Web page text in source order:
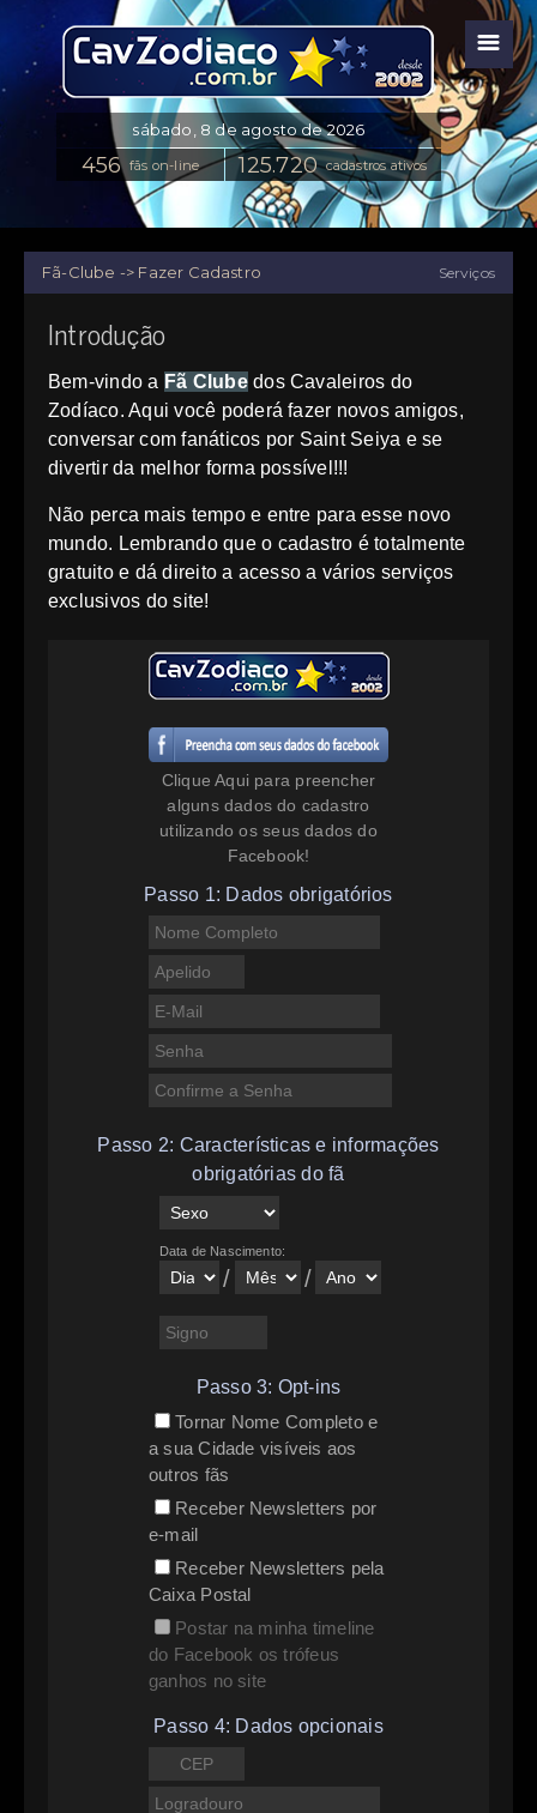
☰
fãs on-line cadastros ativos
Fã-Clube -> Fazer Cadastro Serviços
Introdução
Bem-vindo a Fã Clubedos Cavaleiros do
Zodíaco. Aqui você poderá fazer novos amigos,
conversar com fanáticos por Saint Seiya e se
divertir da melhor forma possível!!!
Não perca mais tempo e entre para esse novo
mundo. Lembrando que o cadastro é totalmente
gratuito e dá direito a acesso a vários serviços
exclusivos do site!
Clique Aqui para preencher
alguns dados do cadastro
utilizando os seus dados do
Facebook!
Passo 1: Dados obrigatórios
Passo 2: Características e informações
obrigatórias do fã
Data de Nascimento:
/ /
Passo 3: Opt-ins
Tornar Nome Completo e
a sua Cidade visíveis aos
outros fãs
Receber Newsletters por
e-mail
Receber Newsletters pela
Caixa Postal
Postar na minha timeline
do Facebook os trófeus
ganhos no site
Passo 4: Dados opcionais